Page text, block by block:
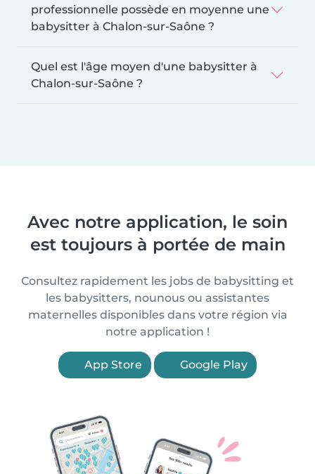
professionnelle possède en moyenne une
babysitter à Chalon-sur-Saône ?
Quel est l'âge moyen d'une babysitter à
Chalon-sur-Saône ?
Avec notre application, le soin
est toujours à portée de main
Consultez rapidement les jobs de babysitting et
les babysitters, nounous ou assistantes
maternelles disponibles dans votre région via
notre application !
App Store Google Play